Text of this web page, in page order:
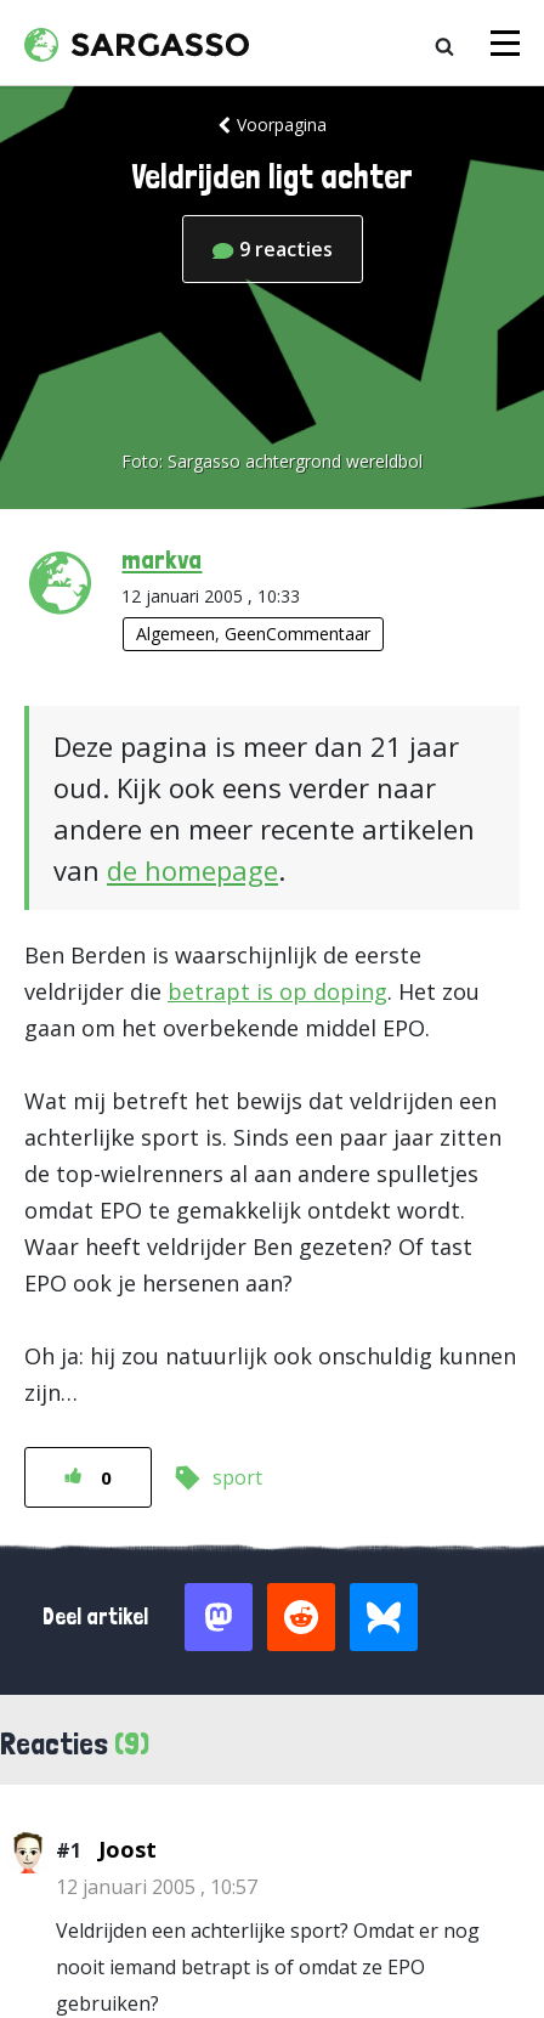
Voorpagina
Veldrijden ligt achter
9 reacties
Foto: Sargasso achtergrond wereldbol
markva
12 januari 2005 , 10:33
Algemeen,GeenCommentaar
Deze pagina is meer dan 21 jaar
oud. Kijk ook eens verder naar
andere en meer recente artikelen
van de homepage.
Ben Berden is waarschijnlijk de eerste
veldrijder die betrapt is op doping. Het zou
gaan om het overbekende middel EPO.
Wat mij betreft het bewijs dat veldrijden een
achterlijke sport is. Sinds een paar jaar zitten
de top-wielrenners al aan andere spulletjes
omdat EPO te gemakkelijk ontdekt wordt.
Waar heeft veldrijder Ben gezeten? Of tast
EPO ook je hersenen aan?
Oh ja: hij zou natuurlijk ook onschuldig kunnen
zijn…
0 sport
Deel artikel
Reacties (9)
#1 Joost
12 januari 2005 , 10:57
Veldrijden een achterlijke sport? Omdat er nog
nooit iemand betrapt is of omdat ze EPO
gebruiken?